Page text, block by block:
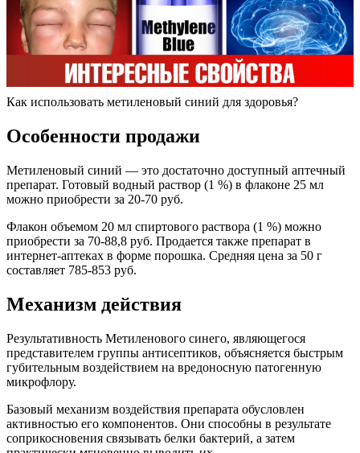
Как использовать метиленовый синий для здоровья?
Особенности продажи
Метиленовый синий — это достаточно доступный аптечный
препарат. Готовый водный раствор (1 %) в флаконе 25 мл
можно приобрести за 20-70 руб.
Флакон объемом 20 мл спиртового раствора (1 %) можно
приобрести за 70-88,8 руб. Продается также препарат в
интернет-аптеках в форме порошка. Средняя цена за 50 г
составляет 785-853 руб.
Механизм действия
Результативность Метиленового синего, являющегося
представителем группы антисептиков, объясняется быстрым
губительным воздействием на вредоносную патогенную
микрофлору.
Базовый механизм воздействия препарата обусловлен
активностью его компонентов. Они способны в результате
соприкосновения связывать белки бактерий, а затем